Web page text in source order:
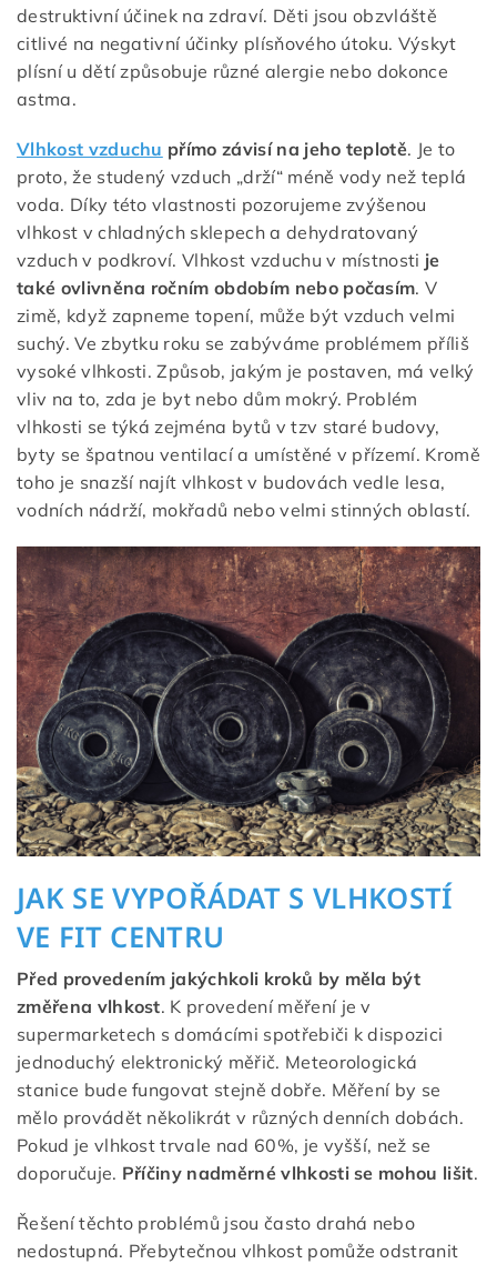
destruktivní účinek na zdraví. Děti jsou obzvláště
citlivé na negativní účinky plísňového útoku. Výskyt
plísní u dětí způsobuje různé alergie nebo dokonce
astma.
Vlhkost vzduchu přímo závisí na jeho teplotě. Je to
proto, že studený vzduch „drží“ méně vody než teplá
voda. Díky této vlastnosti pozorujeme zvýšenou
vlhkost v chladných sklepech a dehydratovaný
vzduch v podkroví. Vlhkost vzduchu v místnosti je
také ovlivněna ročním obdobím nebo počasím. V
zimě, když zapneme topení, může být vzduch velmi
suchý. Ve zbytku roku se zabýváme problémem příliš
vysoké vlhkosti. Způsob, jakým je postaven, má velký
vliv na to, zda je byt nebo dům mokrý. Problém
vlhkosti se týká zejména bytů v tzv staré budovy,
byty se špatnou ventilací a umístěné v přízemí. Kromě
toho je snazší najít vlhkost v budovách vedle lesa,
vodních nádrží, mokřadů nebo velmi stinných oblastí.
JAK SE VYPOŘÁDAT S VLHKOSTÍ
VE FIT CENTRU
Před provedením jakýchkoli kroků by měla být
změřena vlhkost. K provedení měření je v
supermarketech s domácími spotřebiči k dispozici
jednoduchý elektronický měřič. Meteorologická
stanice bude fungovat stejně dobře. Měření by se
mělo provádět několikrát v různých denních dobách.
Pokud je vlhkost trvale nad 60%, je vyšší, než se
doporučuje. Příčiny nadměrné vlhkosti se mohou lišit.
Řešení těchto problémů jsou často drahá nebo
nedostupná. Přebytečnou vlhkost pomůže odstranit